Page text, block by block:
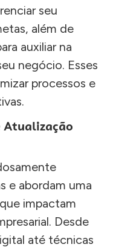
seu
além de
auxiliar na
negócio. Esses
processos e
Atualização
e abordam uma
impactam
Desde
até técnicas